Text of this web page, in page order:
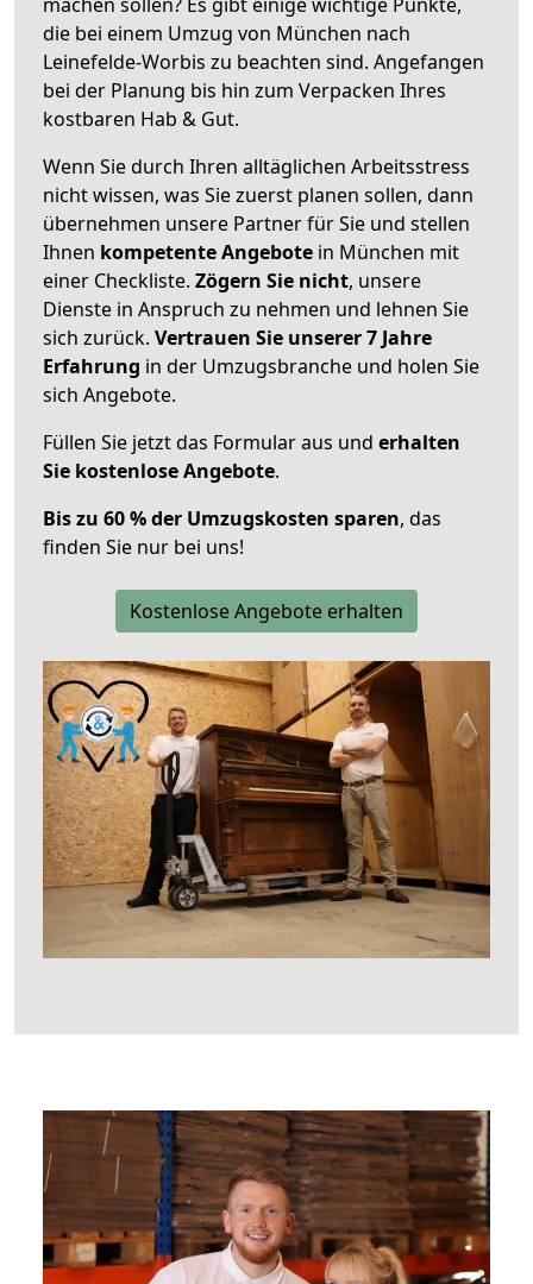
die bei einem Umzug von München nach
Leinefelde-Worbis zu beachten sind. Angefangen
bei der Planung bis hin zum Verpacken Ihres
kostbaren Hab & Gut.
Wenn Sie durch Ihren alltäglichen Arbeitsstress
nicht wissen, was Sie zuerst planen sollen, dann
übernehmen unsere Partner für Sie und stellen
Ihnen kompetente Angebote in München mit
einer Checkliste. Zögern Sie nicht, unsere
Dienste in Anspruch zu nehmen und lehnen Sie
sich zurück. Vertrauen Sie unserer 7 Jahre
Erfahrung in der Umzugsbranche und holen Sie
sich Angebote.
Füllen Sie jetzt das Formular aus und erhalten
Sie kostenlose Angebote.
Bis zu 60 % der Umzugskosten sparen, das
finden Sie nur bei uns!
Kostenlose Angebote erhalten